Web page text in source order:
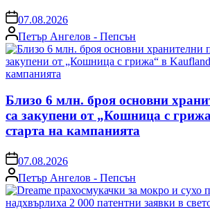
on07.08.2026
Posted
by
Петър Ангелов - Пепсън
Близо 6 млн. броя основни
са закупени от „Кошница с
старта на кампанията
on07.08.2026
Posted
by
Петър Ангелов - Пепсън